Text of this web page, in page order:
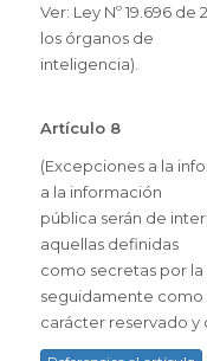
Ver: Ley Nº 19.696
los órganos de
inteligencia).
Artículo 8
(Excepciones a la
a la información
pública serán de
aquellas definidas
como secretas por la
seguidamente como
carácter reservado y